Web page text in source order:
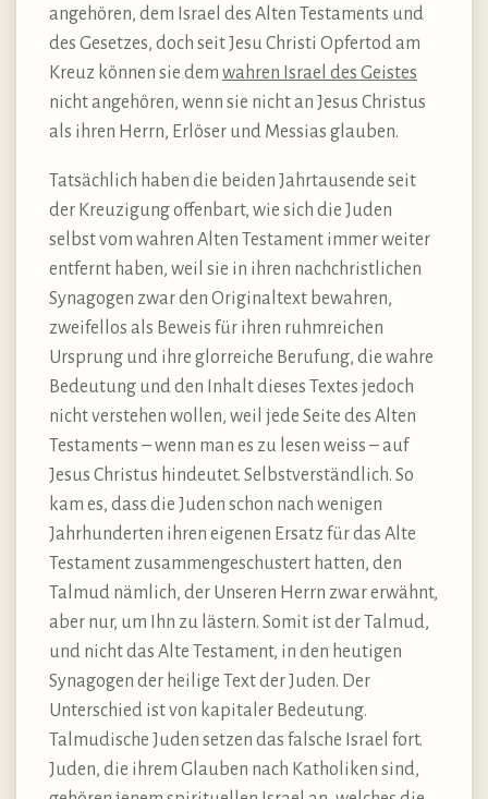
angehören, dem Israel des Alten Testaments und
des Gesetzes, doch seit Jesu Christi Opfertod am
Kreuz können sie dem wahren Israel des Geistes
nicht angehören, wenn sie nicht an Jesus Christus
als ihren Herrn, Erlöser und Messias glauben.
Tatsächlich haben die beiden Jahrtausende seit
der Kreuzigung offenbart, wie sich die Juden
selbst vom wahren Alten Testament immer weiter
entfernt haben, weil sie in ihren nachchristlichen
Synagogen zwar den Originaltext bewahren,
zweifellos als Beweis für ihren ruhmreichen
Ursprung und ihre glorreiche Berufung, die wahre
Bedeutung und den Inhalt dieses Textes jedoch
nicht verstehen wollen, weil jede Seite des Alten
Testaments – wenn man es zu lesen weiss – auf
Jesus Christus hindeutet. Selbstverständlich. So
kam es, dass die Juden schon nach wenigen
Jahrhunderten ihren eigenen Ersatz für das Alte
Testament zusammengeschustert hatten, den
Talmud nämlich, der Unseren Herrn zwar erwähnt,
aber nur, um Ihn zu lästern. Somit ist der Talmud,
und nicht das Alte Testament, in den heutigen
Synagogen der heilige Text der Juden. Der
Unterschied ist von kapitaler Bedeutung.
Talmudische Juden setzen das falsche Israel fort.
Juden, die ihrem Glauben nach Katholiken sind,